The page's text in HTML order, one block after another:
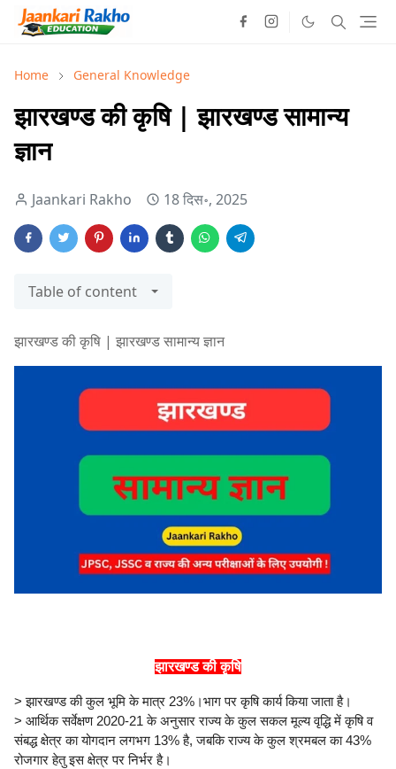
Home General Knowledge
झारखण्ड की कृषि | झारखण्ड सामान्य
ज्ञान
Jaankari Rakho 18 दिस॰, 2025
Table of content
झारखण्ड की कृषि | झारखण्ड सामान्य ज्ञान
झारखण्ड की कृषि
> झारखण्ड की कुल भूमि के मात्र 23%।भाग पर कृषि कार्य किया जाता है।
> आर्थिक सर्वेक्षण 2020-21 के अनुसार राज्य के कुल सकल मूल्य वृद्धि में कृषि व
संबद्ध क्षेत्र का योगदान लगभग 13% है, जबकि राज्य के कुल श्रमबल का 43%
रोजगार हेतु इस क्षेत्र पर निर्भर है।